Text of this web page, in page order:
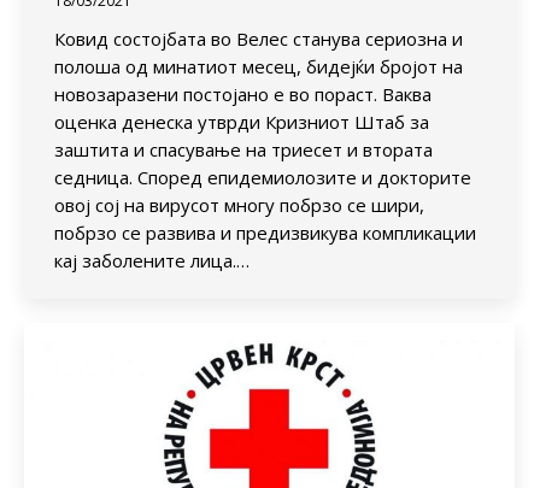
Ковид состојбата во Велес станува сериозна и
полоша од минатиот месец, бидејќи бројот на
новозаразени постојано е во пораст. Ваква
оценка денеска утврди Кризниот Штаб за
заштита и спасување на триесет и втората
седница. Според епидемиолозите и докторите
овој сој на вирусот многу побрзо се шири,
побрзо се развива и предизвикува компликации
кај заболените лица.…